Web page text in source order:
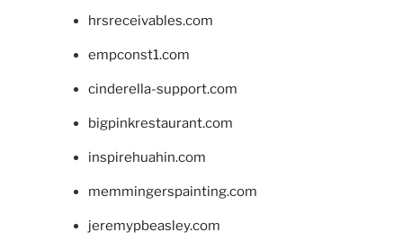
hrsreceivables.com
empconst1.com
cinderella-support.com
bigpinkrestaurant.com
inspirehuahin.com
memmingerspainting.com
jeremypbeasley.com